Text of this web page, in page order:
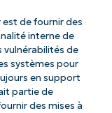
de fournir des
interne de
vulnérabilités de
systèmes pour
en support
partie de
des mises à